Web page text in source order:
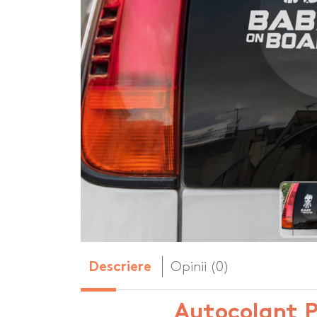
Body-uri copii personalizate
Brelocuri personalizate
Brichete personalizate
Briceag personalizat
Dop
de vin
Dozatoare de
personalizate
Genti sport
Ghiozdane
Halbe de bere
Huse
Descriere Opinii (0)